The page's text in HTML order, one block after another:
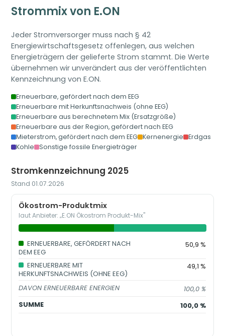
Strommix von E.ON
Jeder Stromversorger muss nach § 42
Energiewirtschaftsgesetz offenlegen, aus welchen
Energieträgern der gelieferte Strom stammt. Die Werte
übernehmen wir unverändert aus der veröffentlichten
Kennzeichnung von E.ON.
Erneuerbare, gefördert nach dem EEG
Erneuerbare mit Herkunftsnachweis (ohne EEG)
Erneuerbare aus berechnetem Mix (Ersatzgröße)
Erneuerbare aus der Region, gefördert nach EEG
Mieterstrom, gefördert nach dem EEG Kernenergie Erdgas
Kohle Sonstige fossile Energieträger
Stromkennzeichnung 2025
Stand 01.07.2026
Ökostrom-Produktmix
laut Anbieter: „E.ON Ökostrom Produkt-Mix"
ERNEUERBARE, GEFÖRDERT NACH
DEM EEG
50,9 %
ERNEUERBARE MIT
HERKUNFTSNACHWEIS (OHNE EEG)
49,1 %
DAVON ERNEUERBARE ENERGIEN
100,0 %
SUMME
100,0 %